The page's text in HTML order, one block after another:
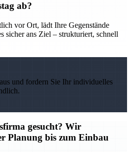
ab?
vor Ort, lädt Ihre Gegenstände
sicher ans Ziel – strukturiert, schnell
und fordern Sie Ihr individuelles
gesucht? Wir
Planung bis zum Einbau